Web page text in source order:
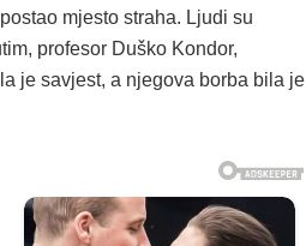
mjesto straha. Ljudi su
profesor Duško Kondor,
je savjest, a njegova borba bila je